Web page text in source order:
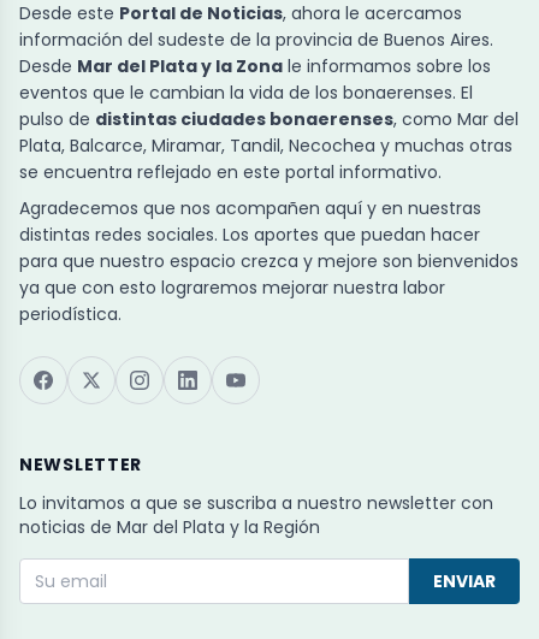
Desde este Portal de Noticias, ahora le acercamos
información del sudeste de la provincia de Buenos Aires.
Desde Mar del Plata y la Zona le informamos sobre los
eventos que le cambian la vida de los bonaerenses. El
pulso de distintas ciudades bonaerenses, como Mar del
Plata, Balcarce, Miramar, Tandil, Necochea y muchas otras
se encuentra reflejado en este portal informativo.
Agradecemos que nos acompañen aquí y en nuestras
distintas redes sociales. Los aportes que puedan hacer
para que nuestro espacio crezca y mejore son bienvenidos
ya que con esto lograremos mejorar nuestra labor
periodística.
NEWSLETTER
Lo invitamos a que se suscriba a nuestro newsletter con
noticias de Mar del Plata y la Región
ENVIAR